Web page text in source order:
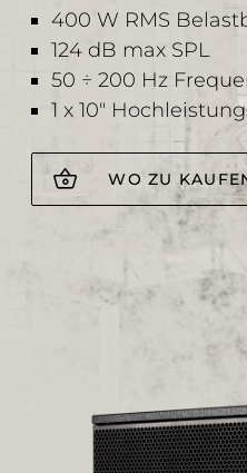
400 W RMS
124 dB max SPL
50 ÷ 200 Hz
1 x 10"
WO ZU